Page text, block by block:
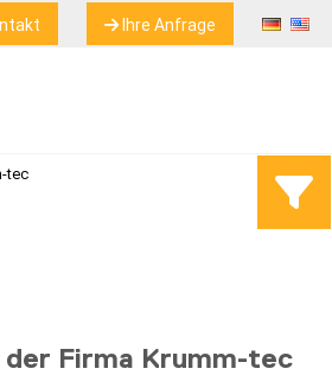
Ihre Anfrage
tec
der Firma Krumm-tec